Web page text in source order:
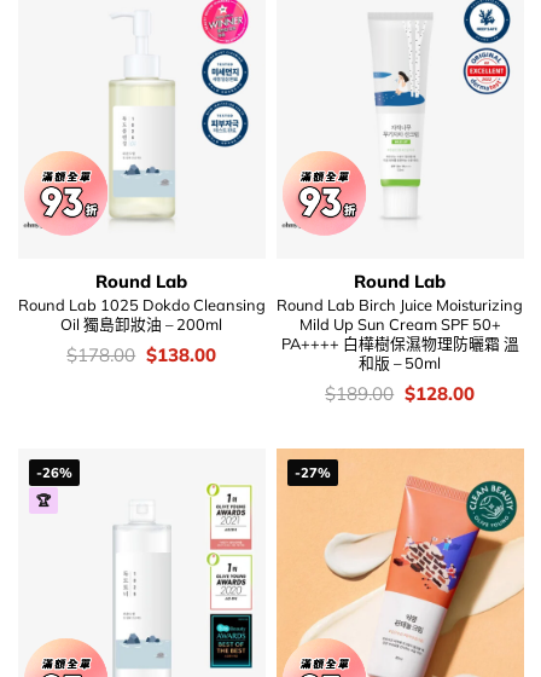
Round Lab
Round Lab 1025 Dokdo Cleansing
Oil 獨島卸妝油 – 200ml
價
錢：
$178.00 Original
price
$138.00Current
Round Lab
Round Lab Birch Juice Moisturizing
Mild Up Sun Cream SPF 50+
PA++++ 白樺樹保濕物理防曬霜 溫
和版 – 50ml
價
錢：
$189.00 Original
price
$189.00.
$128.00Current
-26%
🏆
-27%